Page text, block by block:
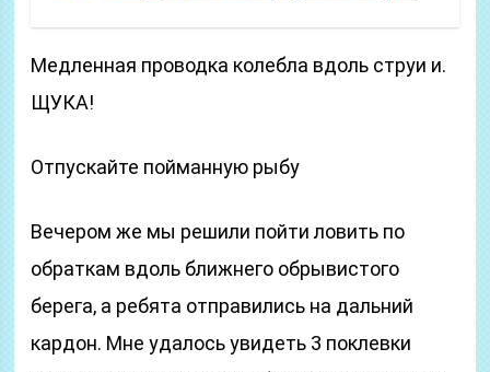
Медленная проводка колебла вдоль струи и.
ЩУКА!
Отпускайте пойманную рыбу
Вечером же мы решили пойти ловить по
обраткам вдоль ближнего обрывистого
берега, а ребята отправились на дальний
кардон. Мне удалось увидеть 3 поклевки